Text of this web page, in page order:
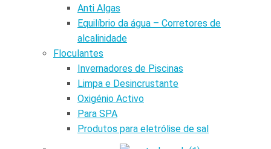
Anti Algas
Equilíbrio da água – Corretores de
alcalinidade
Floculantes
Invernadores de Piscinas
Limpa e Desincrustante
Oxigénio Activo
Para SPA
Produtos para eletrólise de sal